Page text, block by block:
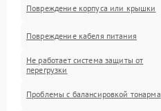
Повреждение корпуса или крышки
Повреждение кабеля питания
Не работает система защиты от
перегрузки
Проблемы с балансировкой тонарма